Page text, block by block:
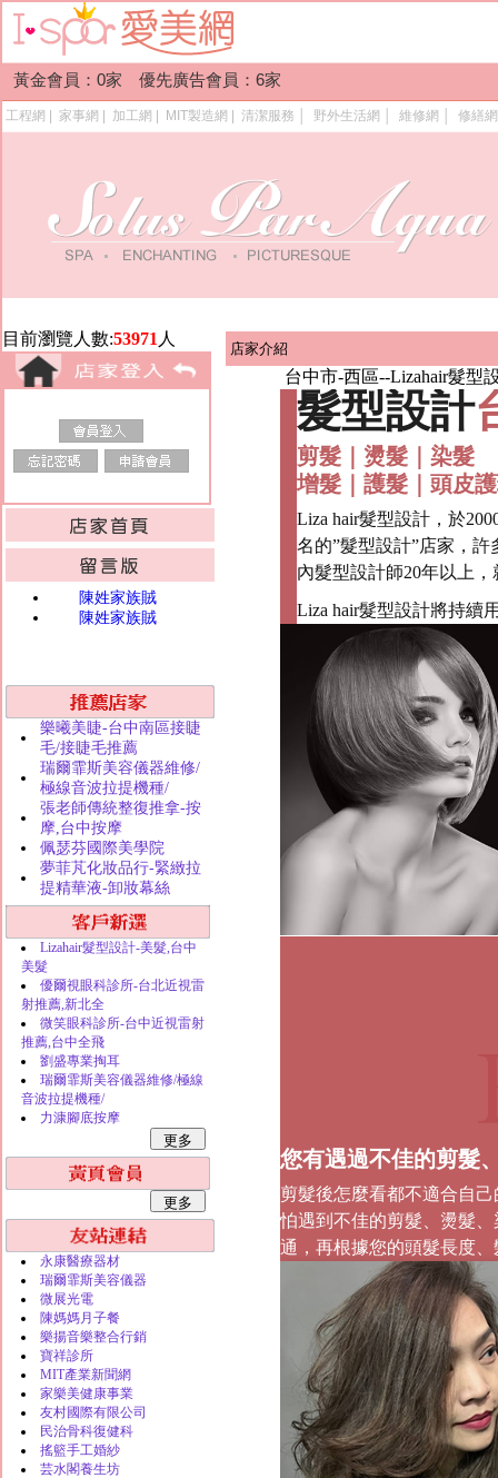
黃金會員：0家 優先廣告會員：6家
工程網 家事網 加工網 MIT製造網 清潔服務 野外生活網 維修網 修繕網
目前瀏覽人數:53971 人
陳姓家族賊
陳姓家族賊
樂曦美睫-台中南區接睫
毛/接睫毛推薦
瑞爾霏斯美容儀器維修/
極線音波拉提機種/
張老師傳統整復推拿-按
摩,台中按摩
佩瑟芬國際美學院
夢菲芃化妝品行-緊緻拉
提精華液-卸妝幕絲
Lizahair髮型設計-美髮,台中
美髮
優爾視眼科診所-台北近視雷
射推薦,新北全
微笑眼科診所-台中近視雷射
推薦,台中全飛
劉盛專業掏耳
瑞爾霏斯美容儀器維修/極線
音波拉提機種/
力漮腳底按摩
永康醫療器材
瑞爾霏斯美容儀器
微展光電
陳媽媽月子餐
樂揚音樂整合行銷
寶祥診所
MIT產業新聞網
家樂美健康事業
友村國際有限公司
民治骨科復健科
搖籃手工婚紗
芸水閣養生坊
店家介紹
台中市-西區--Lizahair髮型
髮型設計
剪髮｜燙髮｜染髮
增髮｜護髮｜頭皮
Liza hair髮型設計，於
名的”髮型設計”店家，
內髮型設計師20年以上
Liza hair髮型設計將持續
您有遇過不佳的剪髮
剪髮後怎麼看都不適合自
怕遇到不佳的剪髮、燙髮
通，再根據您的頭髮長度